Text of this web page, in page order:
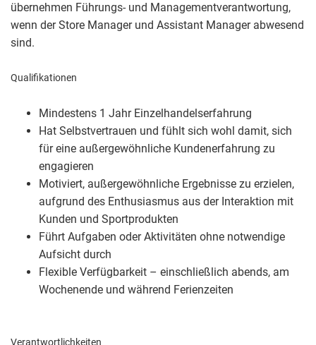
übernehmen Führungs- und Managementverantwortung,
wenn der Store Manager und Assistant Manager abwesend
sind.
Qualifikationen
Mindestens 1 Jahr Einzelhandelserfahrung
Hat Selbstvertrauen und fühlt sich wohl damit, sich
für eine außergewöhnliche Kundenerfahrung zu
engagieren
Motiviert, außergewöhnliche Ergebnisse zu erzielen,
aufgrund des Enthusiasmus aus der Interaktion mit
Kunden und Sportprodukten
Führt Aufgaben oder Aktivitäten ohne notwendige
Aufsicht durch
Flexible Verfügbarkeit – einschließlich abends, am
Wochenende und während Ferienzeiten
Verantwortlichkeiten